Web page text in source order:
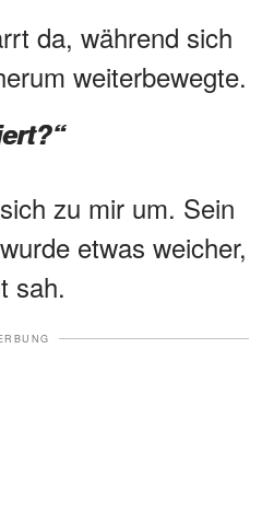
da, während sich
weiterbewegte.
zu mir um. Sein
etwas weicher,
sah.